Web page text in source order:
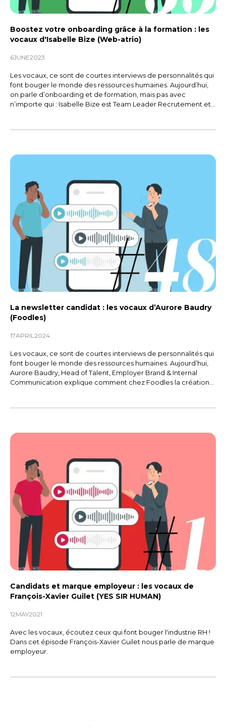
Boostez votre onboarding grâce à la formation : les
vocaux d'Isabelle Bize (Web-atrio)
6JUNE2023
Les vocaux, ce sont de courtes interviews de personnalités qui
font bouger le monde des ressources humaines. Aujourd’hui,
on parle d’onboarding et de formation, mais pas avec
n’importe qui : Isabelle Bize est Team Leader Recrutement et
d’applications et de logiciels web sur mesure.
La newsletter candidat : les vocaux d’Aurore Baudry
(Foodles)
17APRIL2024
Les vocaux, ce sont de courtes interviews de personnalités qui
font bouger le monde des ressources humaines. Aujourd’hui,
Aurore Baudry, Head of Talent, Employer Brand & Internal
Communication explique comment chez Foodles la création
Candidats et marque employeur : les vocaux de
François-Xavier Guilet (YES SIR HUMAN)
12MAY2021
Avec les vocaux, écoutez ceux qui font bouger l'industrie RH !
Dans cet épisode François-Xavier Guilet nous parle de marque
employeur.